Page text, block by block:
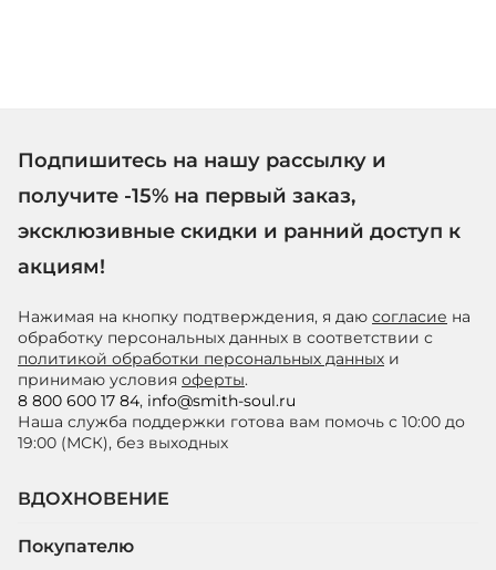
Подпишитесь на нашу рассылку и
получите -15% на первый заказ,
эксклюзивные скидки и ранний доступ к
акциям!
Нажимая на кнопку подтверждения, я даю согласие на
обработку персональных данных в соответствии с
политикой обработки персональных данных и
принимаю условия оферты.
8 800 600 17 84, info@smith-soul.ru
Наша служба поддержки готова вам помочь с 10:00 до
19:00 (МСК), без выходных
ВДОХНОВЕНИЕ
Покупателю